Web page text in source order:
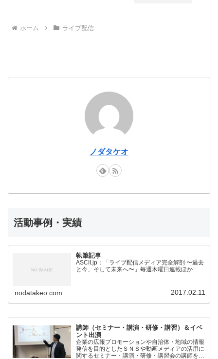
ホーム ライブ配信
ノダタケオ
活動事例・実績
執筆記事
ASCII.jp：「ライブ配信メディア完全解剖 〜過去
と今、そして未来へ〜」毎週木曜日連載ほか
nodatakeo.com 2017.02.11
講師（セミナー・講演・研修・講習）＆イベ
ント出演
企業の広報プロモーションや自治体・地域の情報
発信を目的としたＳＮＳや動画メディアの活用に
関するセミナー・講演・研修・講習会の講師を担